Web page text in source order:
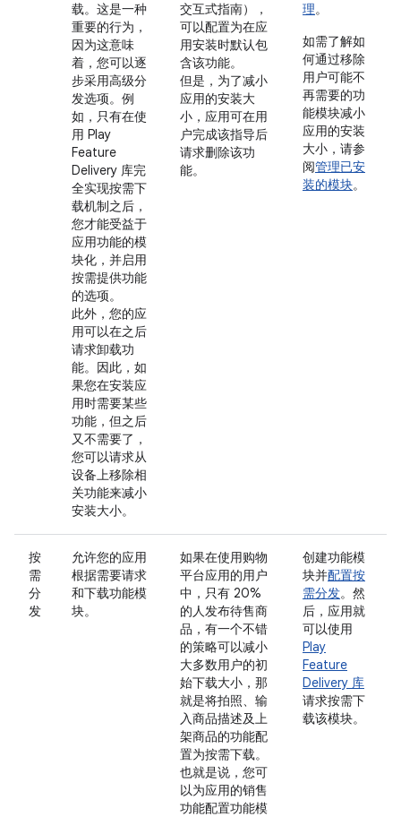
载。这是一种
重要的行为，
因为这意味
着，您可以逐
步采用高级分
发选项。例
如，只有在使
用 Play
Feature
Delivery 库完
全实现按需下
载机制之后，
您才能受益于
应用功能的模
块化，并启用
按需提供功能
的选项。
此外，您的应
用可以在之后
请求卸载功
能。因此，如
果您在安装应
用时需要某些
功能，但之后
又不需要了，
您可以请求从
设备上移除相
关功能来减小
安装大小。
交互式指南），
可以配置为在应
用安装时默认包
含该功能。
但是，为了减小
应用的安装大
小，应用可在用
户完成该指导后
请求删除该功
能。
理。
如需了解如
何通过移除
用户可能不
再需要的功
能模块减小
应用的安装
大小，请参
阅管理已安
装的模块。
按
需
分
发
允许您的应用
根据需要请求
和下载功能模
块。
如果在使用购物
平台应用的用户
中，只有 20%
的人发布待售商
品，有一个不错
的策略可以减小
大多数用户的初
始下载大小，那
就是将拍照、输
入商品描述及上
架商品的功能配
置为按需下载。
也就是说，您可
以为应用的销售
功能配置功能模
创建功能模
块并配置按
需分发。然
后，应用就
可以使用
Play
Feature
Delivery 库
请求按需下
载该模块。